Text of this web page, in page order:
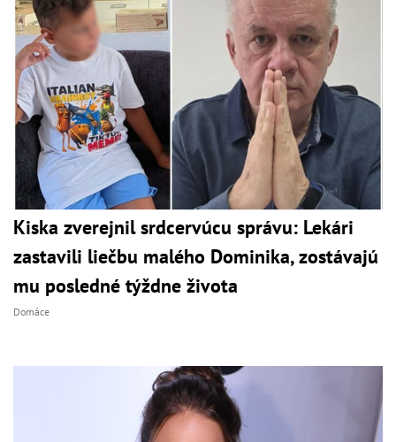
Kiska zverejnil srdcervúcu správu: Lekári
zastavili liečbu malého Dominika, zostávajú
mu posledné týždne života
Domáce